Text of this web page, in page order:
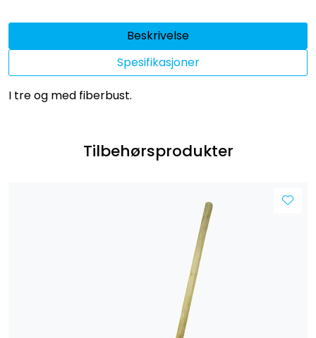
Beskrivelse
Spesifikasjoner
I tre og med fiberbust.
Tilbehørsprodukter